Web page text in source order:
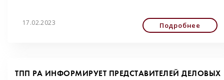
17.02.2023 Подробнее
ТПП РА ИНФОРМИРУЕТ ПРЕДСТАВИТЕЛЕЙ ДЕЛОВЫХ